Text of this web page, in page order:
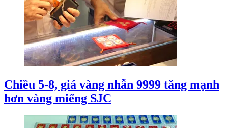
Chiều 5-8, giá vàng nhẫn 9999 tăng mạnh
hơn vàng miếng SJC